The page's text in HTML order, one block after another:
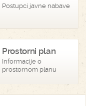
Postupci javne nabave
Prostorni plan
Informacije o
prostornom planu